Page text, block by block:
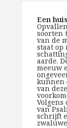
Een
soorten
van de
staat op
aarde.
meeuw
kunnen
van
Volgens
van
schrijft